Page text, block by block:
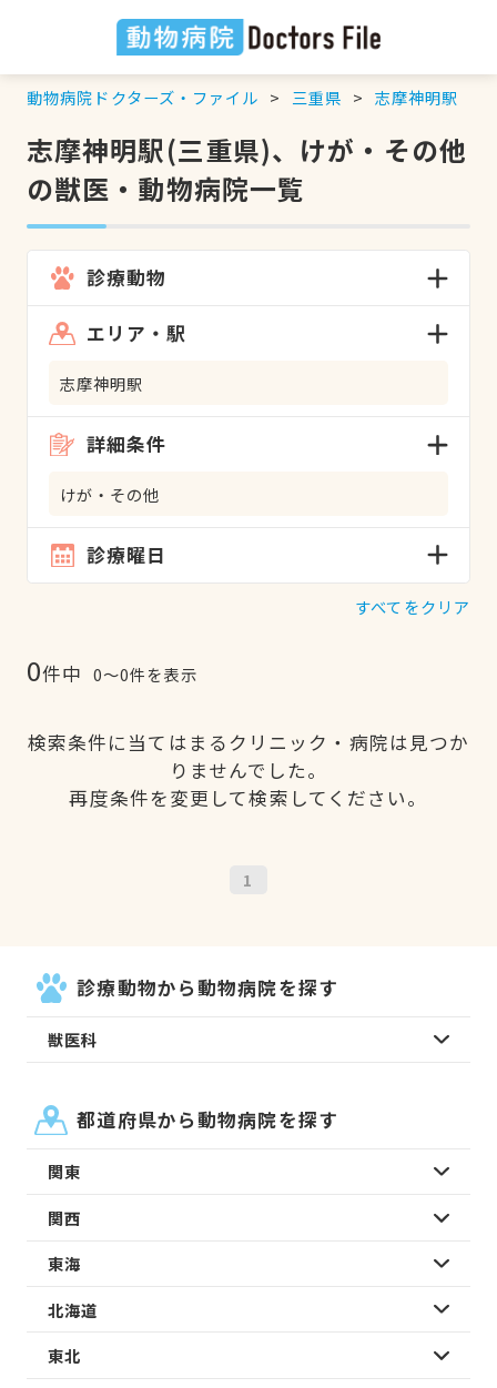
動物病院ドクターズ・ファイル 三重県 志摩神明駅
志摩神明駅(三重県)、けが・その他
の獣医・動物病院一覧
診療動物
エリア・駅
志摩神明駅
詳細条件
けが・その他
診療曜日
すべてをクリア
0件中 0〜0件を表示
検索条件に当てはまるクリニック・病院は見つか
りませんでした。
再度条件を変更して検索してください。
1
診療動物から動物病院を探す
獣医科
都道府県から動物病院を探す
関東
関西
東海
北海道
東北